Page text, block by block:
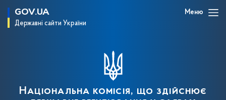
GOV.UA
Державні сайти України
Меню
Національна комісія, що здійснює